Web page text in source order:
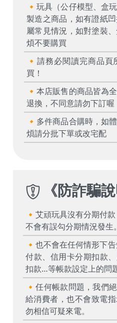
🔸玩具（公仔模型、盒
製造之商品，如有證紙
屬常見情況，如對塗裝
煩不要購買
🔸請務必閱讀完商品
買！
🔸本店販售的商品皆為
退換，不同意請勿下訂喔
🔸多件商品合購時，如
煩請分批下單或改宅配
《防詐騙
🔸艾頑玩具沒有分期付
不會有誤勾分期情況發生。
🔸也不會在任何情形下
付款、信用卡分期扣款
扣款…等帳款設定上的問題
🔸任何帳款問題，我們
給消費者，也不會致電
勿相信可疑來電。